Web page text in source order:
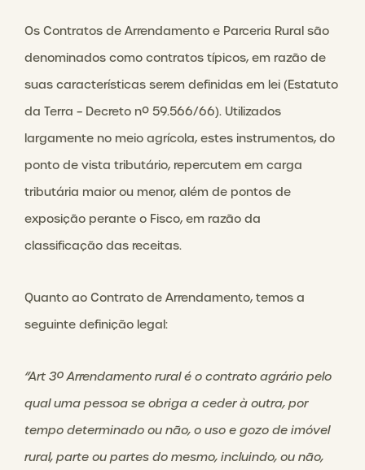
Os Contratos de Arrendamento e Parceria Rural são
denominados como contratos típicos, em razão de
suas características serem definidas em lei (Estatuto
da Terra – Decreto nº 59.566/66). Utilizados
largamente no meio agrícola, estes instrumentos, do
ponto de vista tributário, repercutem em carga
tributária maior ou menor, além de pontos de
exposição perante o Fisco, em razão da
classificação das receitas.
Quanto ao Contrato de Arrendamento, temos a
seguinte definição legal:
“Art 3º Arrendamento rural é o contrato agrário pelo
qual uma pessoa se obriga a ceder à outra, por
tempo determinado ou não, o uso e gozo de imóvel
rural, parte ou partes do mesmo, incluindo, ou não,